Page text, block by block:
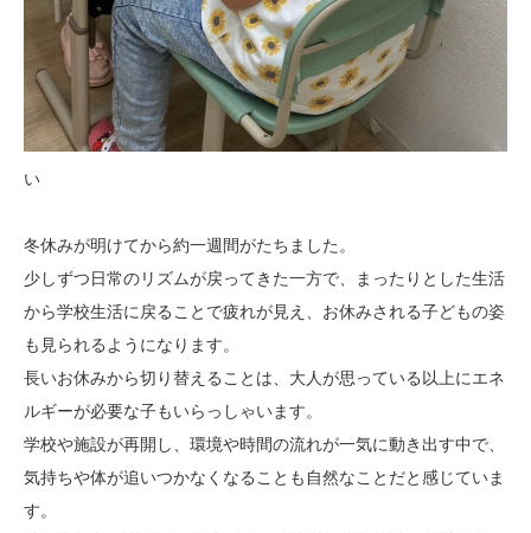
い
冬休みが明けてから約一週間がたちました。
少しずつ日常のリズムが戻ってきた一方で、まったりとした生活
から学校生活に戻ることで疲れが見え、お休みされる子どもの姿
も見られるようになります。
長いお休みから切り替えることは、大人が思っている以上にエネ
ルギーが必要な子もいらっしゃいます。
学校や施設が再開し、環境や時間の流れが一気に動き出す中で、
気持ちや体が追いつかなくなることも自然なことだと感じていま
す。